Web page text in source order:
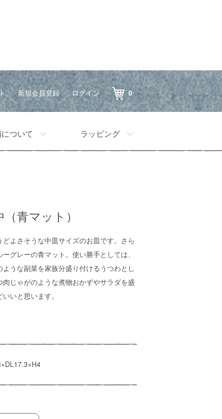
新規会員登録 ログイン 0
ついて ラッピング
青マット）
よさそうな中皿サイズのお皿です。さら
グレーの青マット。使い勝手としては、
うな副菜を家族分盛り付けるうつわとし
じゃがのような煮物おかずやサラダを盛
いと思います。